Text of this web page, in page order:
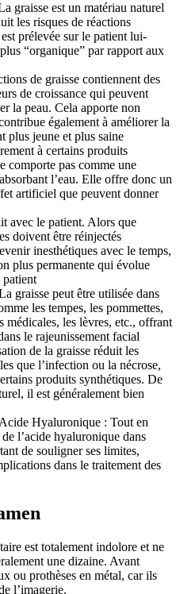
graisse est un matériau naturel
les risques de réactions
prélevée sur le patient lui-
“organique” par rapport aux
de graisse contiennent des
de croissance qui peuvent
la peau. Cela apporte non
également à améliorer la
plus jeune et plus saine
à certains produits
comporte pas comme une
l’eau. Elle offre donc un
artificiel que peuvent donner
avec le patient. Alors que
doivent être réinjectés
inesthétiques avec le temps,
plus permanente qui évolue
patient
graisse peut être utilisée dans
les tempes, les pommettes,
médicales, les lèvres, etc., offrant
le rajeunissement facial
de la graisse réduit les
que l’infection ou la nécrose,
produits synthétiques. De
il est généralement bien
Hyaluronique : Tout en
l’acide hyaluronique dans
de souligner ses limites,
dans le traitement des
est totalement indolore et ne
une dizaine. Avant
ou prothèses en métal, car ils
l’imagerie.